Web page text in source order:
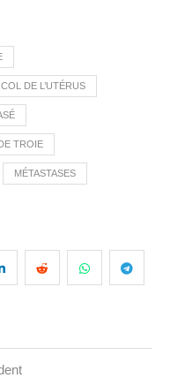
DE L’UTÉRUS
TROIE
MÉTASTASES